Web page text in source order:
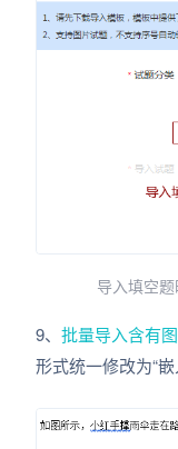
导入填空
9、批量导入含有
形式统一修改为“嵌